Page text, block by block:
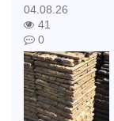
04.08.26
41
0